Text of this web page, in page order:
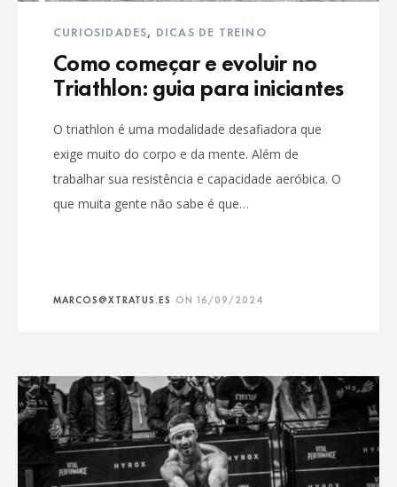
CURIOSIDADES, DICAS DE TREINO
Como começar e evoluir no
Triathlon: guia para iniciantes
O triathlon é uma modalidade desafiadora que
exige muito do corpo e da mente. Além de
trabalhar sua resistência e capacidade aeróbica. O
que muita gente não sabe é que…
MARCOS@XTRATUS.ES ON 16/09/2024